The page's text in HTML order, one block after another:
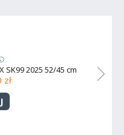
SK99 2025 52/45 cm
zł
Bar
Cena